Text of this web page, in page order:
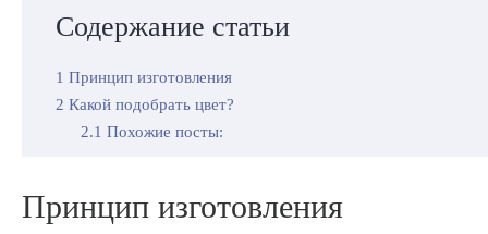
Содержание статьи
1 Принцип изготовления
2 Какой подобрать цвет?
2.1 Похожие посты:
Принцип изготовления